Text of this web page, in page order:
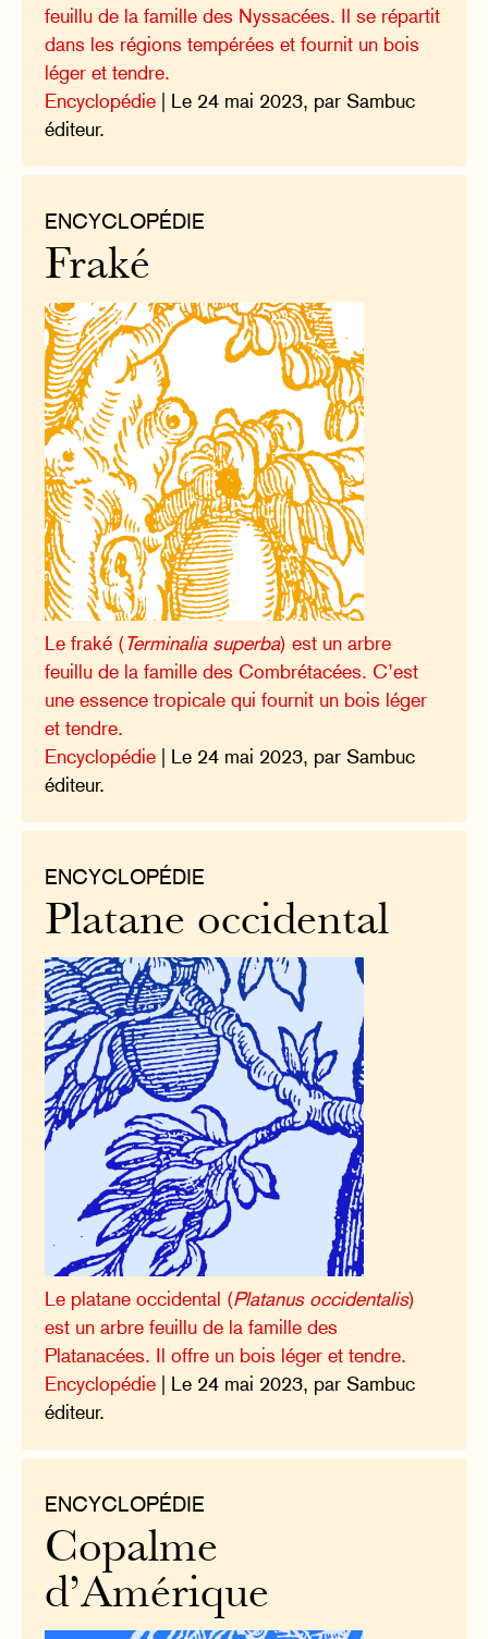
feuillu de la famille des Nyssacées. Il se répartit
dans les régions tempérées et fournit un bois
léger et tendre.
Encyclopédie | Le 24 mai 2023, par Sambuc
éditeur.
ENCYCLOPÉDIE
Fraké
Le fraké (Terminalia superba) est un arbre
feuillu de la famille des Combrétacées. C’est
une essence tropicale qui fournit un bois léger
et tendre.
Encyclopédie | Le 24 mai 2023, par Sambuc
éditeur.
ENCYCLOPÉDIE
Platane occidental
Le platane occidental (Platanus occidentalis)
est un arbre feuillu de la famille des
Platanacées. Il offre un bois léger et tendre.
Encyclopédie | Le 24 mai 2023, par Sambuc
éditeur.
ENCYCLOPÉDIE
Copalme
d’Amérique